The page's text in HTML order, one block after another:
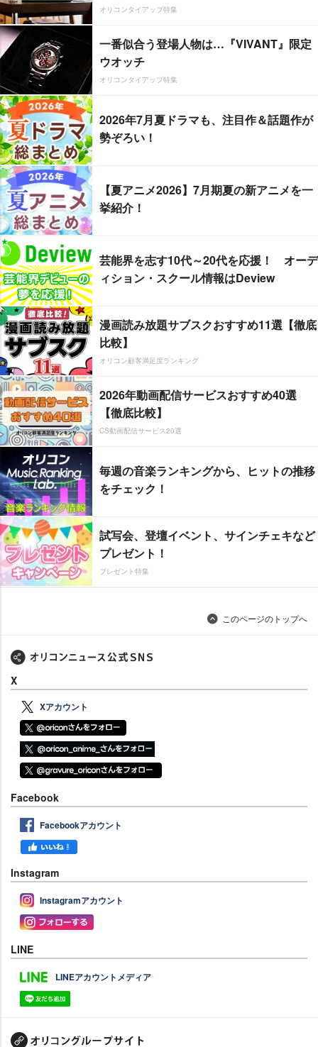
オリコンタイアップ特集
一番似合う登場人物は…『VIVANT』限定
ウオッチ
オリコンタイアップ特集
2026年7月夏ドラマも、注目作＆話題作が
勢ぞろい！
【夏アニメ2026】7月期夏の新アニメを一
挙紹介！
芸能界を志す10代～20代を応援！ オーデ
ィション・スクール情報はDeview
漫画読み放題サブスクおすすめ11選【徹底
比較】
オリコン顧客満足度ランキング
2026年動画配信サービスおすすめ40選
【徹底比較】
CS動画配信サービス20選
毎週の音楽ランキングから、ヒットの推移
をチェック！
試写会、登壇イベント、サインチェキなど
プレゼント！
プレゼント特集
このページのトップへ
X
Xアカウント
Facebook
Facebookアカウント
Instagram
Instagramアカウント
LINE
LINEアカウントメディア